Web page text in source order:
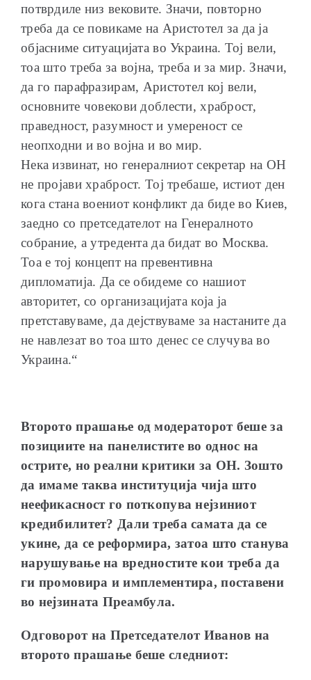
потврдиле низ вековите. Значи, повторно
треба да се повикаме на Аристотел за да ја
објасниме ситуацијата во Украина. Тој вели,
тоа што треба за војна, треба и за мир. Значи,
да го парафразирам, Аристотел кој вели,
основните човекови доблести, храброст,
праведност, разумност и умереност се
неопходни и во војна и во мир.
Нека извинат, но генералниот секретар на ОН
не пројави храброст. Тој требаше, истиот ден
кога стана воениот конфликт да биде во Киев,
заедно со претседателот на Генералното
собрание, а утредента да бидат во Москва.
Тоа е тој концепт на превентивна
дипломатија. Да се обидеме со нашиот
авторитет, со организацијата која ја
претставуваме, да дејствуваме за настаните да
не навлезат во тоа што денес се случува во
Украина.“
Второто прашање од модераторот беше за
позициите на панелистите во однос на
острите, но реални критики за ОН. Зошто
да имаме таква институција чија што
неефикасност го поткопуванејзиниот
кредибилитет? Дали треба самата да се
укине, да се реформира, затоа што станува
нарушување на вредностите кои треба да
ги промовира и имплементира, поставени
во нејзината Преамбула.
Одговорот на Претседателот Иванов на
второто прашање беше следниот: